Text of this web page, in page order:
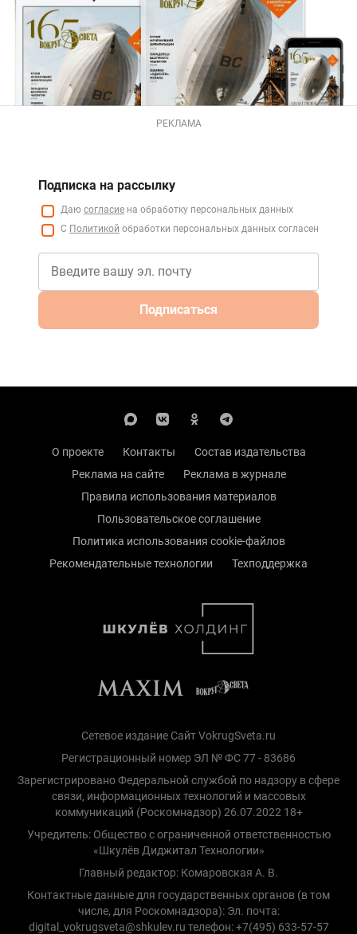
РЕКЛАМА
Подписка на рассылку
Даю согласие на обработку персональных данных
С Политикой обработки персональных данных согласен
Подписаться
О проекте Контакты
Состав издательства
Реклама на сайте
Реклама в журнале
Правила использования материалов
Пользовательское соглашение
Политика использования cookie-файлов
Рекомендательные технологии
Техподдержка
Сетевое издание Сайт VokrugSveta.ru
Регистрационный номер ЭЛ № ФС 77 - 83686
Зарегистрировано Федеральной службой по надзору в сфере
связи, информационных технологий и массовых
коммуникаций (Роскомнадзор) 26.07.2022 18+
Учредитель: Общество с ограниченной ответственностью
«Шкулёв Диджитал Технологии»
Главный редактор: Комаровская А. В.
Контактные данные для государственных органов (в том
числе, для Роскомнадзора): Эл. почта:
digital_vokrugsveta@shkulev.ru телефон: +7(495) 633-57-57